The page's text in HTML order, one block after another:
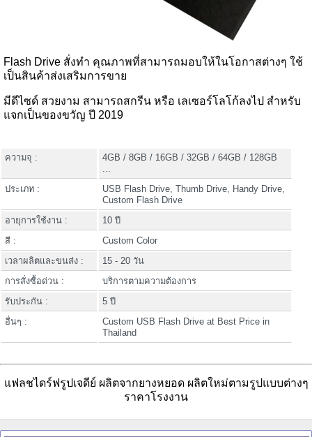
Flash Drive สั่งทำ คุณภาพที่สามารถมอบให้ในโอกาสต่างๆ ใช้
เป็นสินค้าส่งเสริมการขาย
มีดีไซด์ สวยงาม สามารถสกรีน หรือ เลเซอร์โลโก้ลงไป สำหรับ
แจกเป็นของขวัญ ปี 2019
ความจุ :
4GB / 8GB / 16GB / 32GB / 64GB / 128GB
...
ประเภท :
USB Flash Drive, Thumb Drive, Handy Drive,
Custom Flash Drive
อายุการใช้งาน :
10 ปี
สี :
Custom Color
เวลาผลิตและขนส่ง :
15 - 20 วัน
การสั่งซื้อด่วน :
บริการตามความต้องการ
รับประกัน :
5 ปี
อื่นๆ :
Custom USB Flash Drive at Best Price in
Thailand
แฟลชไดร์ฟรูปเจดีย์ ผลิตจากยางหยอด ผลิตใหม่ตามรูปแบบต่างๆ
ราคาโรงงาน